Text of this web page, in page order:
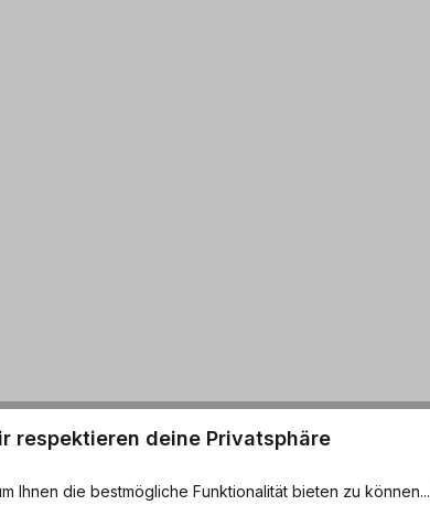
respektieren deine Privatsphäre
Ihnen die bestmögliche Funktionalität bieten zu können...